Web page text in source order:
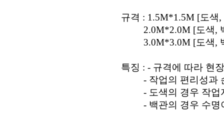
규격 : 1.5M*1.5M [도색,
2.0M*2.0M [도색,
3.0M*3.0M [도색,
특징 : - 규격에 따라 현
- 작업의 편리성과
- 도색의 경우 작업자
- 백관의 경우 수명이